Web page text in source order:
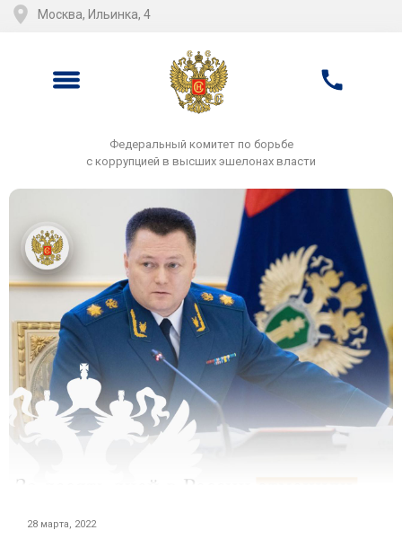
Москва, Ильинка, 4
Федеральный комитет по борьбе
с коррупцией в высших эшелонах власти
28 марта, 2022